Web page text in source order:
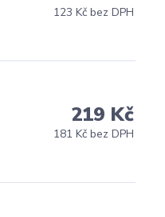
123 Kč bez DPH
219 Kč
181 Kč bez DPH